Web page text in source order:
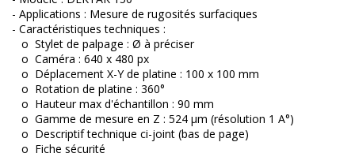
- Applications : Mesure de rugosités surfaciques
- Caractéristiques techniques :
o Stylet de palpage : Ø à préciser
o Caméra : 640 x 480 px
o Déplacement X-Y de platine : 100 x 100 mm
o Rotation de platine : 360°
o Hauteur max d'échantillon : 90 mm
o Gamme de mesure en Z : 524 µm (résolution 1 A°)
o Descriptif technique ci-joint (bas de page)
o Fiche sécurité